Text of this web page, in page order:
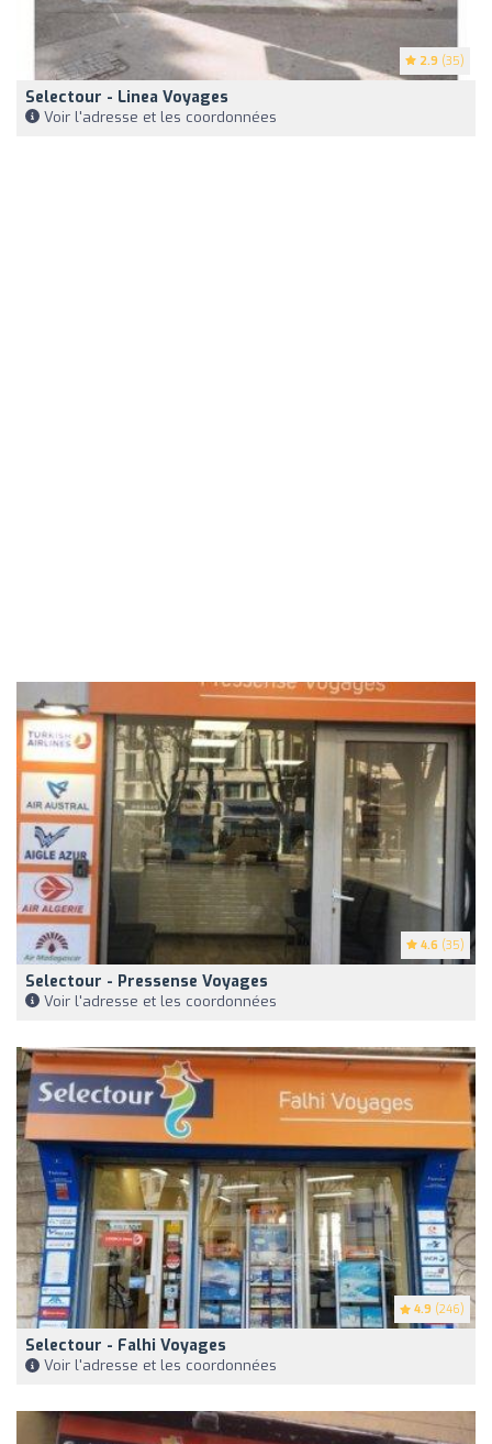
2.9 (35)
Selectour - Linea Voyages
Voir l'adresse et les coordonnées
4.6 (35)
Selectour - Pressense Voyages
Voir l'adresse et les coordonnées
4.9 (246)
Selectour - Falhi Voyages
Voir l'adresse et les coordonnées